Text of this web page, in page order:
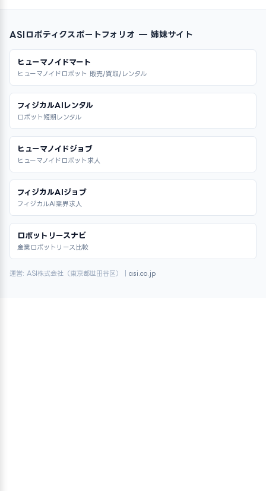
ASIロボティクスポートフォリオ — 姉妹サイト
ヒューマノイドマート
ヒューマノイドロボット 販売/買取/レンタル
フィジカルAIレンタル
ロボット短期レンタル
ヒューマノイドジョブ
ヒューマノイドロボット求人
フィジカルAIジョブ
フィジカルAI業界求人
ロボットリースナビ
産業ロボットリース比較
運営: ASI株式会社（東京都世田谷区）｜ asi.co.jp